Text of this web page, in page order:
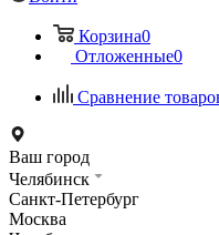
Корзина0
Отложенные0
Сравнение
Ваш город
Челябинск
Санкт-Петербург
Москва